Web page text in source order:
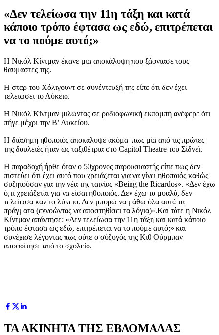
«Δεν τελείωσα την 11η τάξη και κατά
κάποιο τρόπο έφτασα ως εδώ, επιτρέπεται
να το πούμε αυτό;»
Η Νικόλ Κίντμαν έκανε μια αποκάλυψη που ξάφνιασε τους
θαυμαστές της.
Η σταρ του Χόλιγουντ σε συνέντευξή της είπε ότι δεν έχει
τελειώσει το Λύκειο.
Η Νικόλ Κίντμαν μιλώντας σε ραδιοφωνική εκπομπή ανέφερε ότι
πήγε μέχρι την Β’ Λυκείου.
Η διάσημη ηθοποιός αποκάλυψε ακόμα πως μία από τις πρώτες
της δουλειές ήταν ως ταξιθέτρια στο Capitol Theatre του Σίδνεϊ.
Η παραδοχή ήρθε όταν ο 50χρονος παρουσιαστής είπε πως δεν
πιστεύει ότι έχει αυτό που χρειάζεται για να γίνει ηθοποιός καθώς
συζητούσαν για την νέα της ταινίας «Being the Ricardos». «Δεν έχω
ό,τι χρειάζεται για να είσαι ηθοποιός. Δεν έχω το μυαλό, δεν
τελείωσα καν το λύκειο. Δεν μπορώ να μάθω όλα αυτά τα
πράγματα (εννοώντας να αποστηθίσει τα λόγια)».Και τότε η Νικόλ
Κίντμαν απάντησε: «Δεν τελείωσα την 11η τάξη και κατά κάποιο
τρόπο έφτασα ως εδώ, επιτρέπεται να το πούμε αυτό;» και
συνέχισε λέγοντας πως ούτε ο σύζυγός της Κιθ Ούρμπαν
αποφοίτησε από το σχολείο.
ΤΑ ΑΚΙΝΗΤΑ ΤΗΣ ΕΒΔΟΜΑΔΑΣ